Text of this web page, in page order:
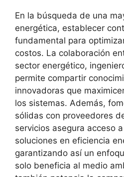
En la búsqueda de una
energética, establecer
fundamental para
costos. La colaboración
sector energético,
permite compartir
innovadoras que
los sistemas. Además,
sólidas con proveedores
servicios asegura acceso
soluciones en eficiencia
garantizando así un
solo beneficia al medio